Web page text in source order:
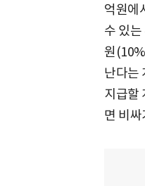
억원에
수 있
원
난다는
지급할
면 비